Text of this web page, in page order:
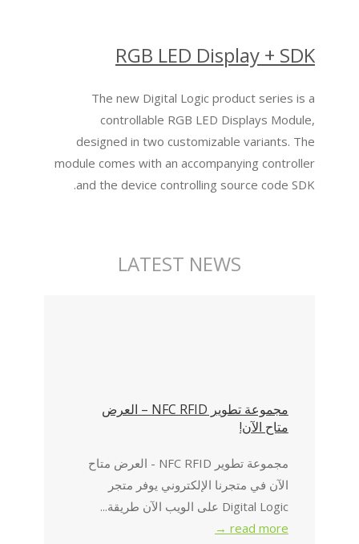
RGB LED Display + SDK
The new Digital Logic product series is a
controllable RGB LED Displays Module,
designed in two customizable variants. The
module comes with an accompanying controller
and the device controlling source code SDK.
LATEST NEWS
مجموعة تطوير NFC RFID – العرض
متاح الآن!
مجموعة تطوير NFC RFID - العرض متاح
الآن في متجرنا الإلكتروني يوفر متجر
Digital Logic على الويب الآن طريقة...
read more →